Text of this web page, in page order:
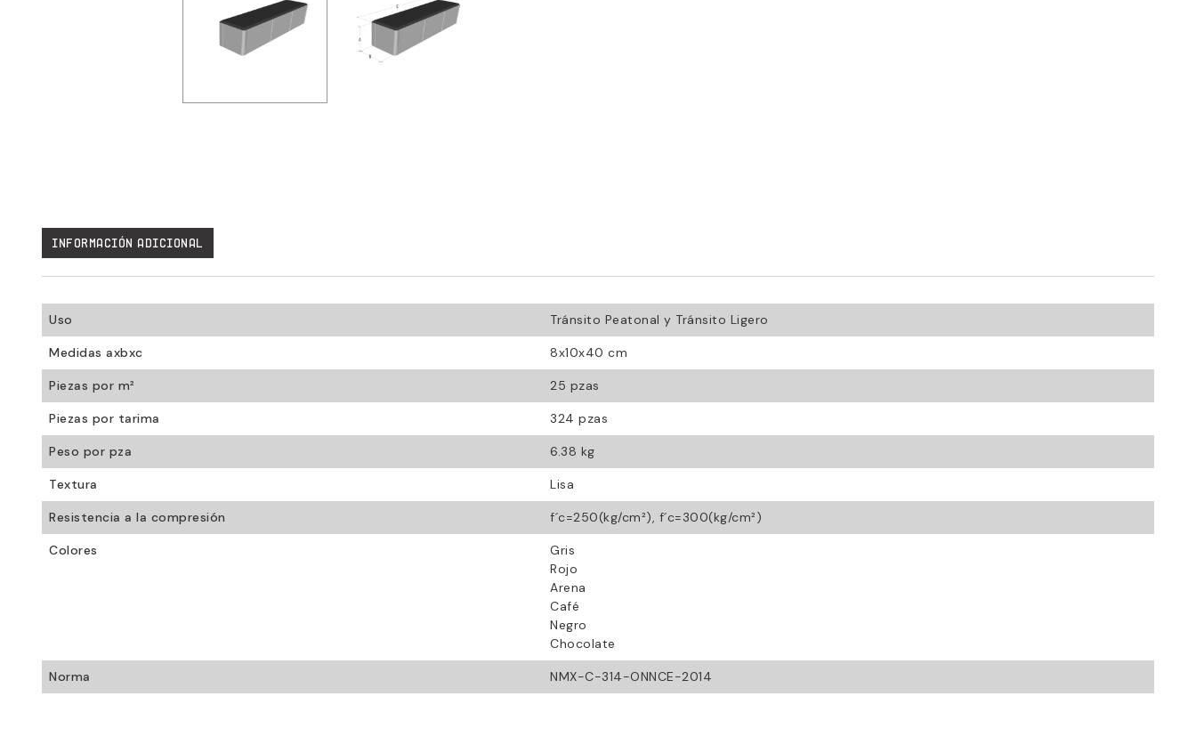
Uso Tránsito Peatonal y Tránsito Ligero
Medidas axbxc 8x10x40 cm
Piezas por m² 25 pzas
Piezas por tarima 324 pzas
Peso por pza 6.38 kg
Textura Lisa
Resistencia a la compresión f´c=250(kg/cm²), f´c=300(kg/cm²)
Colores
Gris
Rojo
Arena
Café
Negro
Chocolate
Norma NMX-C-314-ONNCE-2014